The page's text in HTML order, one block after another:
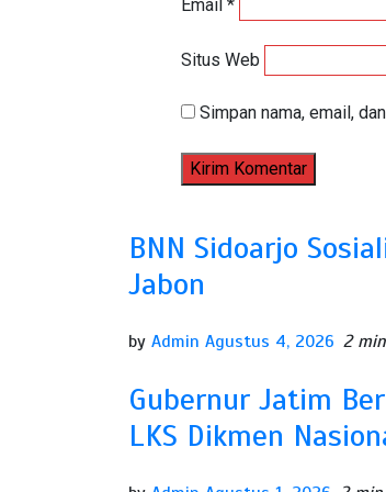
Email *
Situs Web
Simpan nama, email,
BNN Sidoarjo
Jabon
by Admin Agustus 4, 2026 2 min
Gubernur Jatim
LKS Dikmen